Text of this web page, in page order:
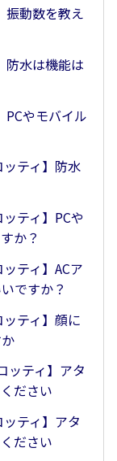
振動数を教え
防水は機能は
PCやモバイル
ッティ】防水
ティ】PCや
か？
ティ】ACア
ですか？
ッティ】顔に
ッティ】アタ
ださい
ッティ】アタ
ださい